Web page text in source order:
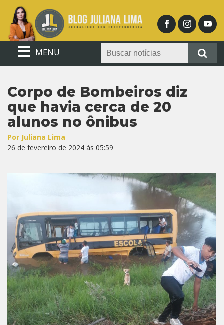
MENU
Corpo de Bombeiros diz
que havia cerca de 20
alunos no ônibus
Por Juliana Lima
26 de fevereiro de 2024 às 05:59